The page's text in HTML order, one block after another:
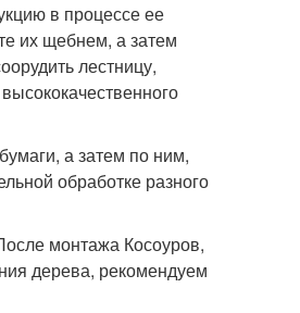
в процессе ее
их щебнем, а затем
лестницу,
а затем по ним,
обработке разного
монтажа Косоуров,
дерева, рекомендуем